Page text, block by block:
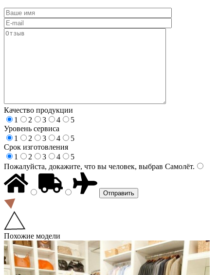
Качество продукции
1
2 3 4
5
Уровень сервиса
1
2 3 4
5
Срок изготовления
1
2 3 4
5
Пожалуйста, докажите, что вы человек, выбрав Самолёт.
Похожие модели